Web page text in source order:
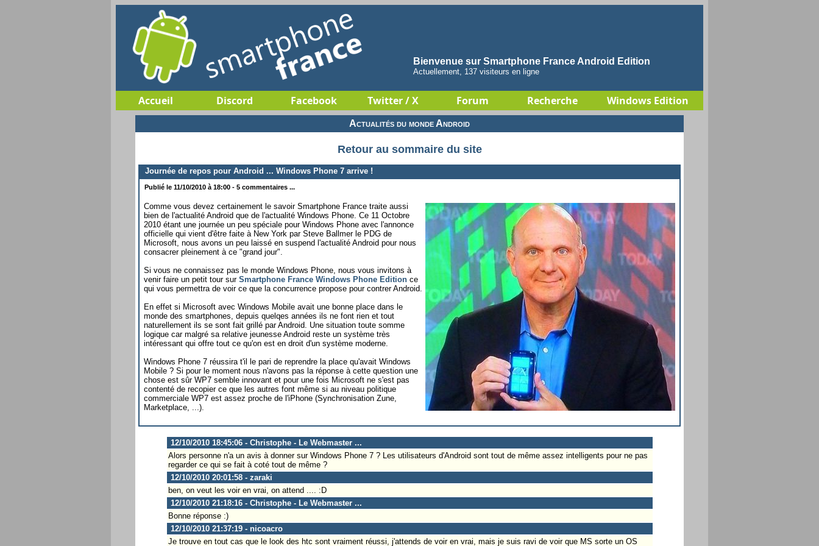
Bienvenue sur Smartphone France Android Edition
Actuellement, 137 visiteurs en ligne
Accueil Discord Facebook Twitter / X Forum Recherche Windows Edition
Actualités du monde Android
Retour au sommaire du site
Journée de repos pour Android ... Windows Phone 7 arrive !
Publié le 11/10/2010 à 18:00 - 5 commentaires ...
Comme vous devez certainement le savoir Smartphone France traite aussi
bien de l'actualité Android que de l'actualité Windows Phone. Ce 11 Octobre
2010 étant une journée un peu spéciale pour Windows Phone avec l'annonce
officielle qui vient d'être faite à New York par Steve Ballmer le PDG de
Microsoft, nous avons un peu laissé en suspend l'actualité Android pour nous
consacrer pleinement à ce "grand jour".
Si vous ne connaissez pas le monde Windows Phone, nous vous invitons à
venir faire un petit tour sur Smartphone France Windows Phone Edition ce
qui vous permettra de voir ce que la concurrence propose pour contrer Android.
En effet si Microsoft avec Windows Mobile avait une bonne place dans le
monde des smartphones, depuis quelqes années ils ne font rien et tout
naturellement ils se sont fait grillé par Android. Une situation toute somme
logique car malgré sa relative jeunesse Android reste un système très
intéressant qui offre tout ce qu'on est en droit d'un système moderne.
Windows Phone 7 réussira t'il le pari de reprendre la place qu'avait Windows
Mobile ? Si pour le moment nous n'avons pas la réponse à cette question une
chose est sûr WP7 semble innovant et pour une fois Microsoft ne s'est pas
contenté de recopier ce que les autres font même si au niveau politique
commerciale WP7 est assez proche de l'iPhone (Synchronisation Zune,
Marketplace, ...).
12/10/2010 18:45:06 - Christophe - Le Webmaster ...
Alors personne n'a un avis à donner sur Windows Phone 7 ? Les utilisateurs d'Android sont tout de même assez intelligents pour ne pas
regarder ce qui se fait à coté tout de même ?
12/10/2010 20:01:58 - zaraki
ben, on veut les voir en vrai, on attend .... :D
12/10/2010 21:18:16 - Christophe - Le Webmaster ...
Bonne réponse :)
12/10/2010 21:37:19 - nicoacro
Je trouve en tout cas que le look des htc sont vraiment réussi, j'attends de voir en vrai, mais je suis ravi de voir que MS sorte un OS